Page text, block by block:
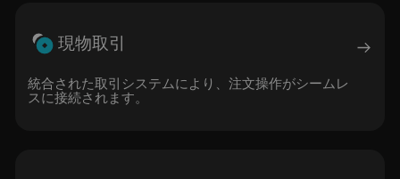
現物取引
統合された取引システムにより、注文操作がシームレ
スに接続されます。